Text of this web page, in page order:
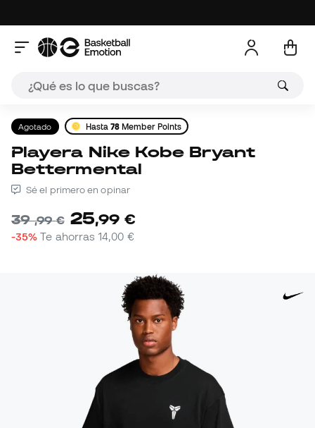
Agotado Hasta78 Member Points
Playera Nike Kobe Bryant
Bettermental
Sé el primero en opinar
39,99 € 25,99 €
-35% Te ahorras14,00 €